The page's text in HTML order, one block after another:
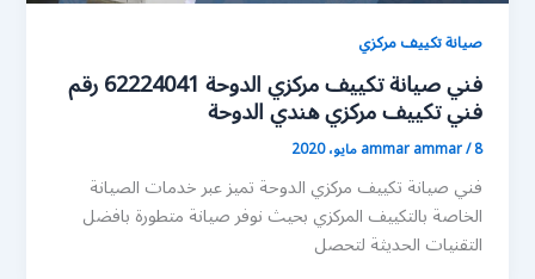
صيانة تكييف مركزي
فني صيانة تكييف مركزي الدوحة 62224041 رقم
فني تكييف مركزي هندي الدوحة
ammar ammar/8 مايو، 2020
فني صيانة تكييف مركزي الدوحة تميز عبر خدمات الصيانة
الخاصة بالتكييف المركزي بحيث نوفر صيانة متطورة بافضل
التقنيات الحديثة لتحصل